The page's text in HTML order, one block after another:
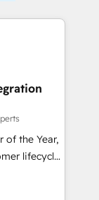
of the Year,
lifecycle
&